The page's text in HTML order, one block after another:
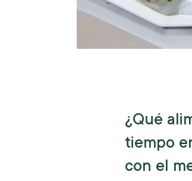
¿Qué
tiempo
con el